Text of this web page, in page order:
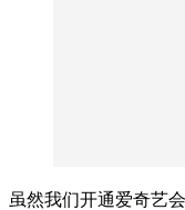
虽然我们开通爱奇艺